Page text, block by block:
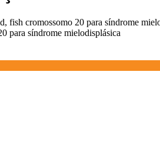
fish cromossomo 20 para síndrome
para síndrome mielodisplásica